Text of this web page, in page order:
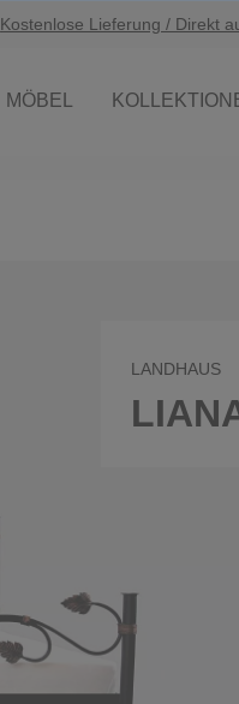
Kostenlose Lieferung / Direkt
MÖBEL
LANDHAUS